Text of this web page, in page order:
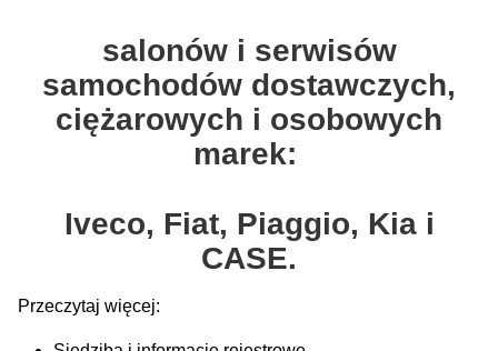
salonów i serwisów
samochodów dostawczych,
ciężarowych i osobowych
marek:
Iveco, Fiat, Piaggio, Kia i
CASE.
Przeczytaj więcej: